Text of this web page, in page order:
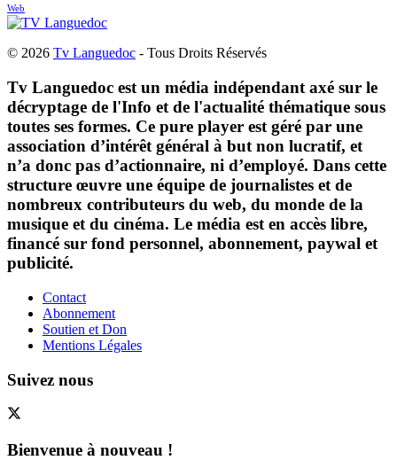
Web
© 2026 Tv Languedoc - Tous Droits Réservés
Tv Languedoc est un média indépendant axé sur le
décryptage de l'Info et de l'actualité thématique sous
toutes ses formes. Ce pure player est géré par une
association d’intérêt général à but non lucratif, et
n’a donc pas d’actionnaire, ni d’employé. Dans cette
structure œuvre une équipe de journalistes et de
nombreux contributeurs du web, du monde de la
musique et du cinéma. Le média est en accès libre,
financé sur fond personnel, abonnement, paywal et
publicité.
Contact
Abonnement
Soutien et Don
Mentions Légales
Suivez nous
Bienvenue à nouveau !